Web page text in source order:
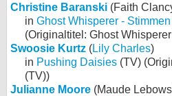
Christine Baranski (Faith
in Ghost Whisperer -
(Originaltitel: Ghost
Swoosie Kurtz (Lily Charles)
in Pushing Daisies (TV)
(TV))
Julianne Moore (Maude